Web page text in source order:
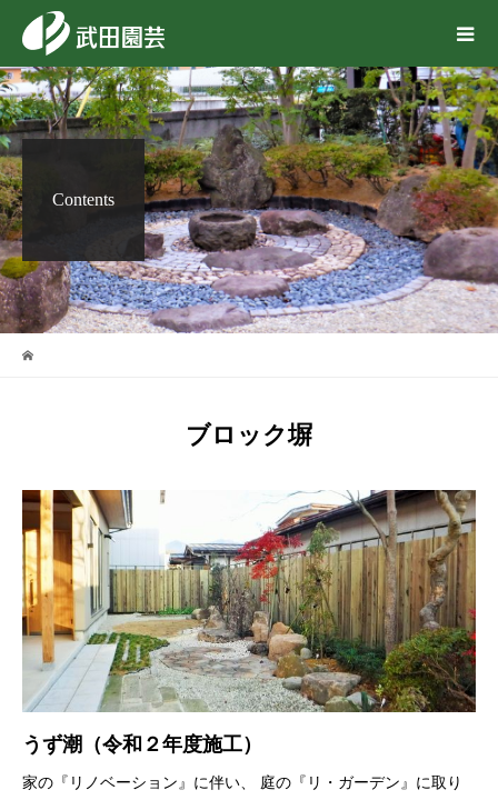
Contents
ブロック塀
うず潮（令和２年度施工）
家の『リノベーション』に伴い、 庭の『リ・ガーデン』に取り